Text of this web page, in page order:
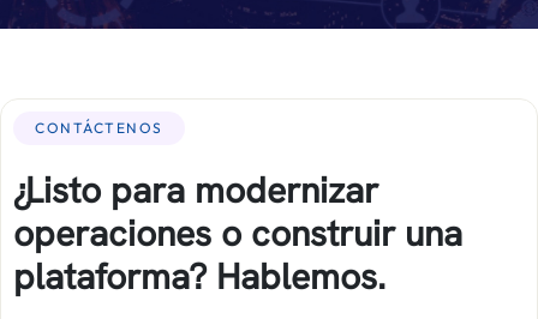
CONTÁCTENOS
¿Listo para modernizar
operaciones o construir una
plataforma? Hablemos.